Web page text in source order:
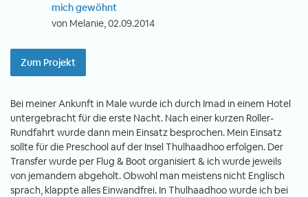
mich gewöhnt
von Melanie, 02.09.2014
Zum Projekt
Bei meiner Ankunft in Male wurde ich durch Imad in einem Hotel
untergebracht für die erste Nacht. Nach einer kurzen Roller-
Rundfahrt wurde dann mein Einsatz besprochen. Mein Einsatz
sollte für die Preschool auf der Insel Thulhaadhoo erfolgen. Der
Transfer wurde per Flug & Boot organisiert & ich wurde jeweils
von jemandem abgeholt. Obwohl man meistens nicht Englisch
sprach, klappte alles Einwandfrei. In Thulhaadhoo wurde ich bei